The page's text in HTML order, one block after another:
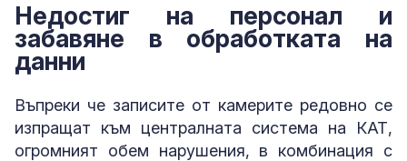
Недостиг на персонал и
забавяне в обработката на
данни
Въпреки че записите от камерите редовно се
изпращат към централната система на КАТ,
огромният обем нарушения, в комбинация с